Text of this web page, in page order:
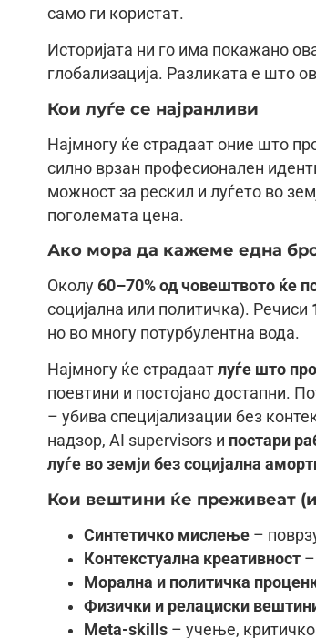
само ги користат.
Историјата ни го има покажано
глобализација. Разликата е што
Кои луѓе се најранливи
Најмногу ќе страдаат оние што
силно врзан професионален
можност за рескил и луѓето во
поголемата цена.
Ако мора да кажеме една
Околу 60–70% од човештвото ќе
социјална или политичка). Речиси
но во многу потурбулентна вода.
Најмногу ќе страдаат луѓе што
поевтини и постојано достапни.
– убива специјализации без
надзор, AI supervisors и постари
луѓе во земји без социјална
Кои вештини ќе преживеат
Синтетичко мислење –
Контекстуална креативност
Морална и политичка
Физички и релациски
Meta-skills – учење,